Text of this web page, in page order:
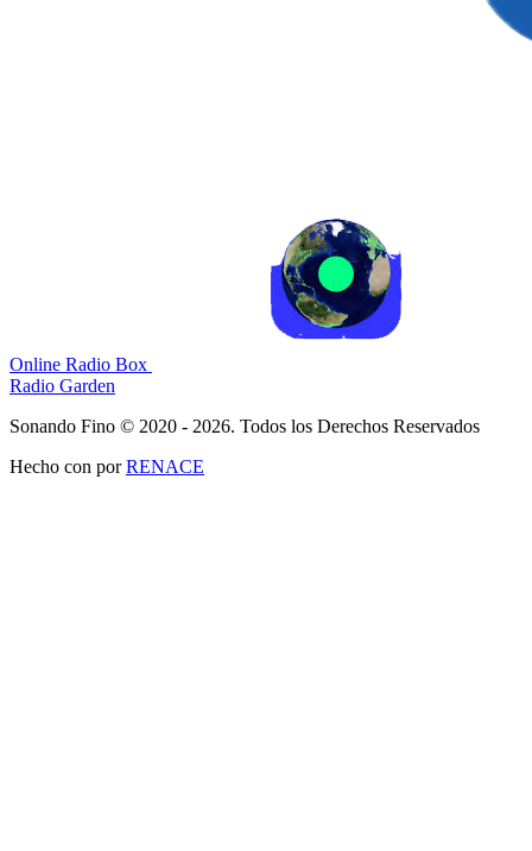
Online Radio Box
Radio Garden
Sonando Fino © 2020 - 2026. Todos los Derechos Reservados
Hecho con porRENACE